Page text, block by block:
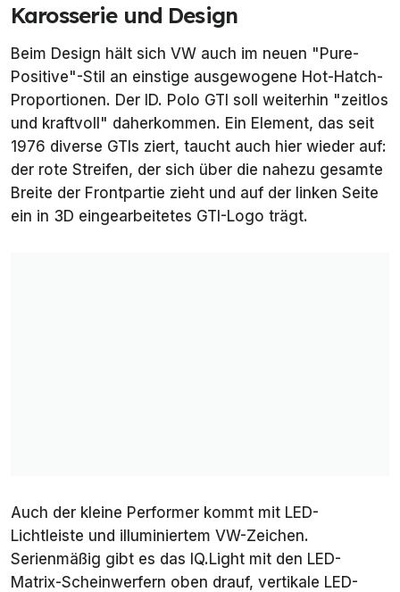
Karosserie und Design
Beim Design hält sich VW auch im neuen "Pure-
Positive"-Stil an einstige ausgewogene Hot-Hatch-
Proportionen. Der ID. Polo GTI soll weiterhin "zeitlos
und kraftvoll" daherkommen. Ein Element, das seit
1976 diverse GTIs ziert, taucht auch hier wieder auf:
der rote Streifen, der sich über die nahezu gesamte
Breite der Frontpartie zieht und auf der linken Seite
ein in 3D eingearbeitetes GTI-Logo trägt.
Auch der kleine Performer kommt mit LED-
Lichtleiste und illuminiertem VW-Zeichen.
Serienmäßig gibt es das IQ.Light mit den LED-
Matrix-Scheinwerfern oben drauf, vertikale LED-